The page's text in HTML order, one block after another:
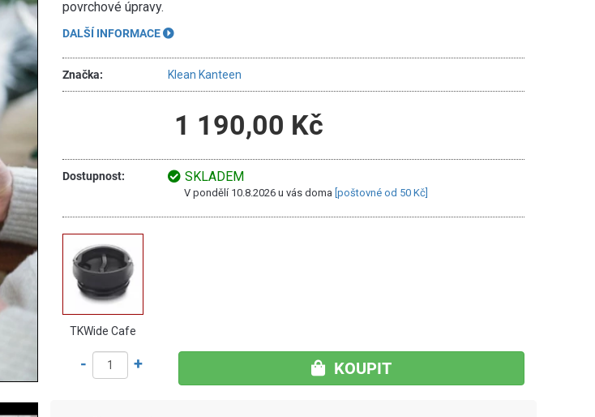
povrchové úpravy.
DALŠÍ INFORMACE
Značka: Klean Kanteen
1 190,00 Kč
Dostupnost: SKLADEM
V pondělí 10.8.2026 u vás doma [poštovné od 50 Kč]
TKWide Cafe
- + KOUPIT